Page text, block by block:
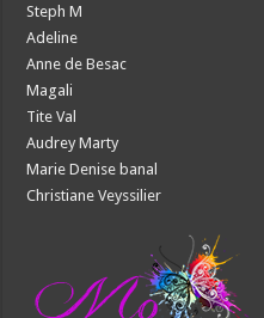
Steph M
Adeline
Anne de Besac
Magali
Tite Val
Audrey Marty
Marie Denise banal
Christiane Veyssilier